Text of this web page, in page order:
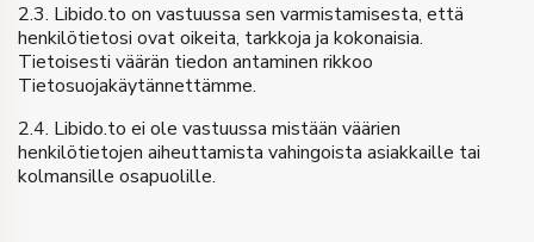
2.3. Libido.to on vastuussa sen varmistamisesta, että
henkilötietosi ovat oikeita, tarkkoja ja kokonaisia.
Tietoisesti väärän tiedon antaminen rikkoo
Tietosuojakäytännettämme.
2.4. Libido.to ei ole vastuussa mistään väärien
henkilötietojen aiheuttamista vahingoista asiakkaille tai
kolmansille osapuolille.